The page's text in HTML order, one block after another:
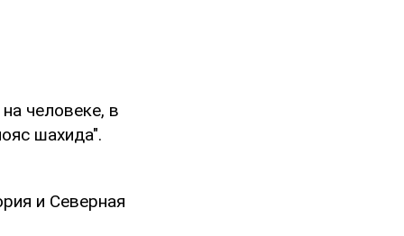
человеке, в
шахида".
и Северная